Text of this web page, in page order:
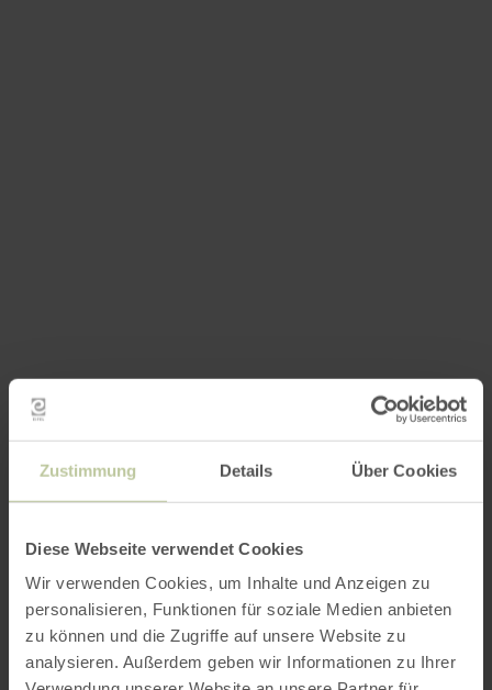
Zustimmung Details Über Cookies
Diese Webseite verwendet Cookies
Wir verwenden Cookies, um Inhalte und Anzeigen zu
personalisieren, Funktionen für soziale Medien anbieten
zu können und die Zugriffe auf unsere Website zu
analysieren. Außerdem geben wir Informationen zu Ihrer